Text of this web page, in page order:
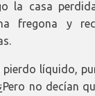
la casa
fregona y
pierdo líquido,
no decían